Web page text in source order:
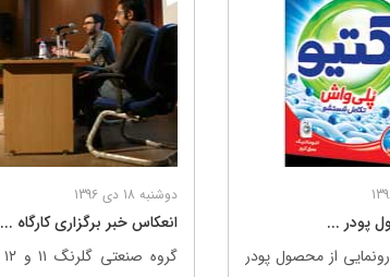
پودر ...
از محصول پودر
دوشنبه 18 دی 1396
انعکاس خبر برگزاری کارگاه ...